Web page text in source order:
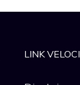
LINK VELOCI